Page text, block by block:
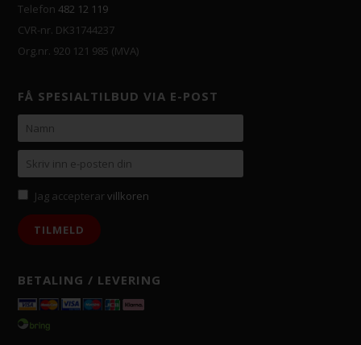
Telefon482 12 119
CVR-nr. DK31744237
Org.nr. 920 121 985 (MVA)
FÅ SPESIALTILBUD VIA E-POST
Jag accepterarvillkoren
BETALING / LEVERING